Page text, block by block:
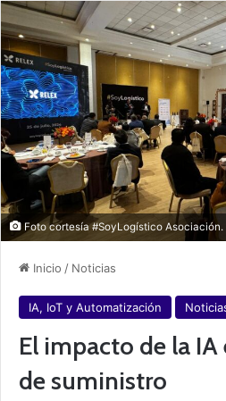
Foto cortesía #SoyLogístico Asociación.
Inicio / Noticias
IA, IoT y Automatización
El impacto de la IA
de suministro